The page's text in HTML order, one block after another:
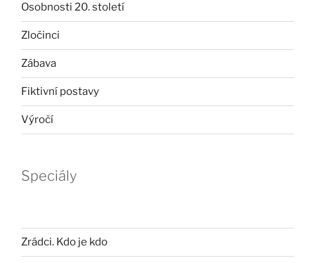
Osobnosti 20. století
Zločinci
Zábava
Fiktivní postavy
Výročí
Speciály
Zrádci. Kdo je kdo